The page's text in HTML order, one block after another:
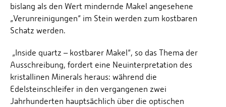
bislang als den Wert mindernde Makel angesehene
„Verunreinigungen“ im Stein werden zum kostbaren
Schatz werden.
„Inside quartz – kostbarer Makel“, so das Thema der
Ausschreibung, fordert eine Neuinterpretation des
kristallinen Minerals heraus: während die
Edelsteinschleifer in den vergangenen zwei
Jahrhunderten hauptsächlich über die optischen